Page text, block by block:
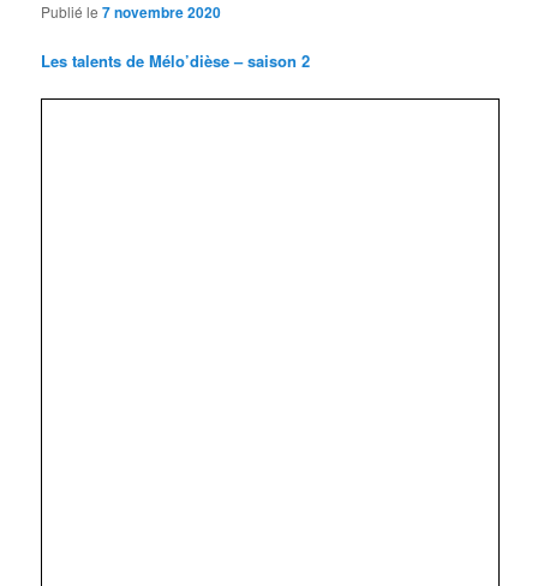
Publié le7 novembre 2020
Les talents de Mélo’dièse – saison 2